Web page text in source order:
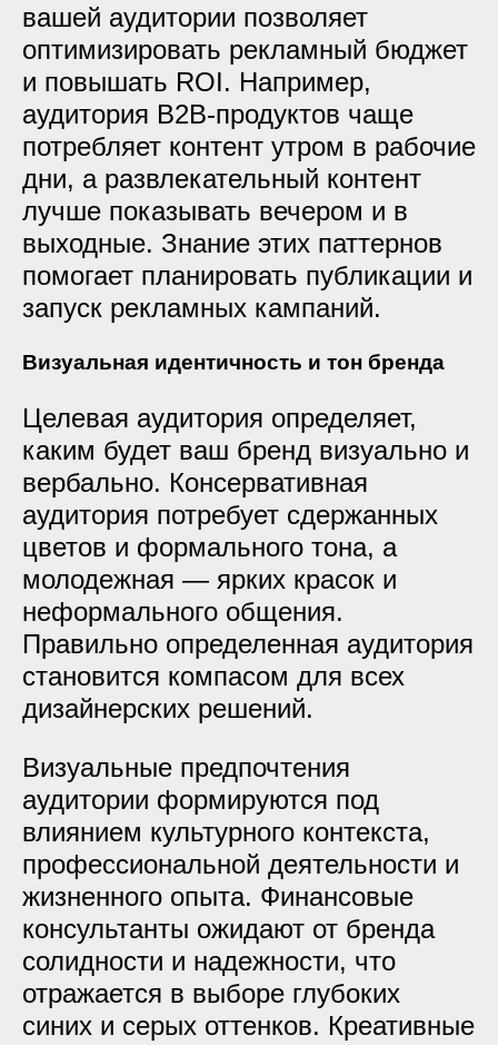
вашей аудитории позволяет
оптимизировать рекламный бюджет
и повышать ROI. Например,
аудитория B2B-продуктов чаще
потребляет контент утром в рабочие
дни, а развлекательный контент
лучше показывать вечером и в
выходные. Знание этих паттернов
помогает планировать публикации и
запуск рекламных кампаний.
Визуальная идентичность и тон бренда
Целевая аудитория определяет,
каким будет ваш бренд визуально и
вербально. Консервативная
аудитория потребует сдержанных
цветов и формального тона, а
молодежная — ярких красок и
неформального общения.
Правильно определенная аудитория
становится компасом для всех
дизайнерских решений.
Визуальные предпочтения
аудитории формируются под
влиянием культурного контекста,
профессиональной деятельности и
жизненного опыта. Финансовые
консультанты ожидают от бренда
солидности и надежности, что
отражается в выборе глубоких
синих и серых оттенков. Креативные